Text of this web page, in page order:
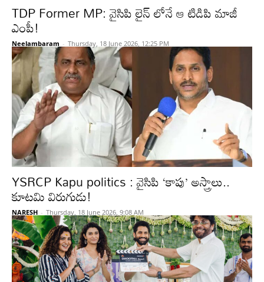
TDP Former MP: వైసిపి లైన్ లోనే ఆ టిడిపి మాజీ
ఎంపీ!
Neelambaram - Thursday, 18 June 2026, 12:25 PM
YSRCP Kapu politics : వైసిపి ‘కాపు’ అస్త్రాలు..
కూటమి విరుగుడు!
NARESH - Thursday, 18 June 2026, 9:08 AM